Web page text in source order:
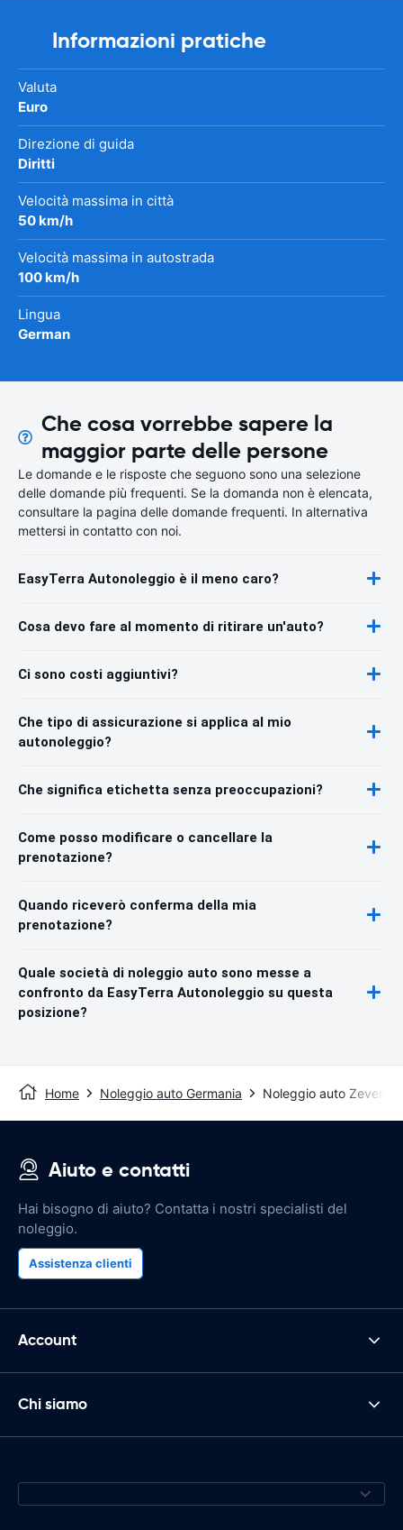
Informazioni pratiche
Valuta
Euro
Direzione di guida
Diritti
Velocità massima in città
50 km/h
Velocità massima in autostrada
100 km/h
Lingua
German
Che cosa vorrebbe sapere la
maggior parte delle persone
Le domande e le risposte che seguono sono una selezione
delle domande più frequenti. Se la domanda non è elencata,
consultare la pagina delle domande frequenti. In alternativa
mettersi in contatto con noi.
EasyTerra Autonoleggio è il meno caro?
Cosa devo fare al momento di ritirare un'auto?
Ci sono costi aggiuntivi?
Che tipo di assicurazione si applica al mio
autonoleggio?
Che significa etichetta senza preoccupazioni?
Come posso modificare o cancellare la
prenotazione?
Quando riceverò conferma della mia
prenotazione?
Quale società di noleggio auto sono messe a
confronto da EasyTerra Autonoleggio su questa
posizione?
Home Noleggio auto Germania Noleggio auto Zeven
Aiuto e contatti
Hai bisogno di aiuto? Contatta i nostri specialisti del
noleggio.
Assistenza clienti
Account
Chi siamo